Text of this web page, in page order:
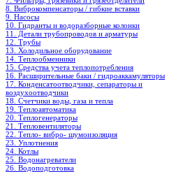
8. Виброкомпенсаторы / гибкие вставки
9. Насосы
10. Гидранты и водоразборные колонки
11. Детали трубопроводов и арматуры
12. Трубы
13. Холодильное oборудование
14. Теплообменники
15. Средства учета теплопотребления
16. Расширительные баки / гидроаккамуляторы
17. Конденсатоотводчики, сепараторы и
воздухоотводчики
18. Счетчики воды, газа и тепла
19. Теплоавтоматика
20. Теплогенераторы
21. Тепловентиляторы
22. Тепло- вибро- шумоизоляция
23. Уплотнения
24. Котлы
25. Водонагреватели
26. Водоподготовка